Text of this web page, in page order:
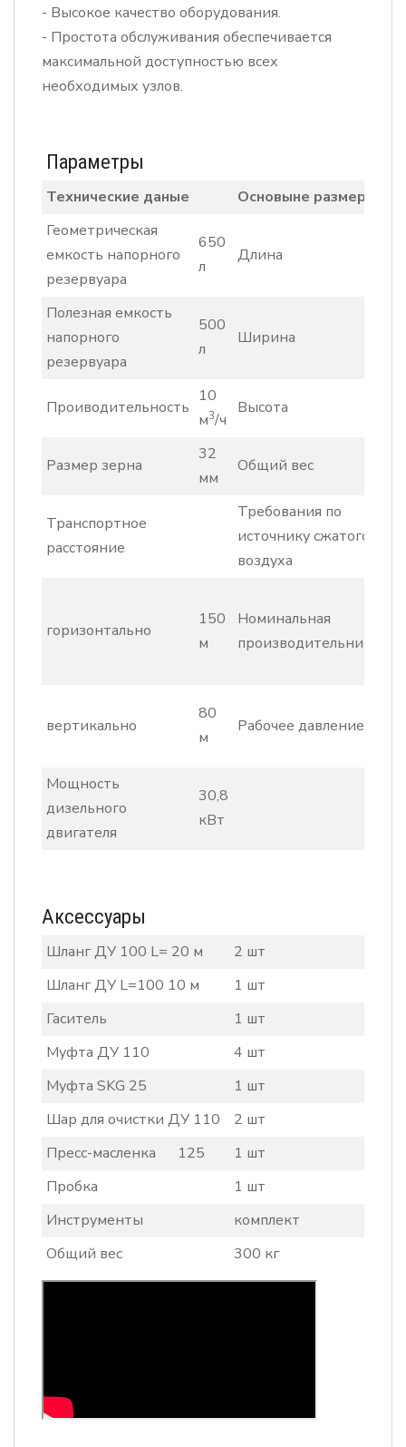
- Высокое качество оборудования.
- Простота обслуживания обеспечивается
максимальной доступностью всех
необходимых узлов.
Параметры
Технические даные
Основыне размеры
Геометрическая
емкость напорного
резервуара
650
л
Длина
Полезная емкость
напорного
резервуара
500
л
Ширина
Проиводительность
10
м3/ч
Высота
Размер зерна
32
мм
Общий вес
Транспортное
расстояние
Требования по
источнику сжатого
воздуха
горизонтально
150
м
Номинальная
производительнисть
вертикально
80
м
Рабочее давление
Мощность
дизельного
двигателя
30,8
кВт
Аксессуары
Шланг ДУ 100 L= 20 м
2 шт
Шланг ДУ L=100 10 м
1 шт
Гаситель
1 шт
Муфта ДУ 110
4 шт
Муфта SKG 25
1 шт
Шар для очистки ДУ 110
2 шт
Пресс-масленка 125
1 шт
Пробка
1 шт
Инструменты
комплект
Общий вес
300 кг